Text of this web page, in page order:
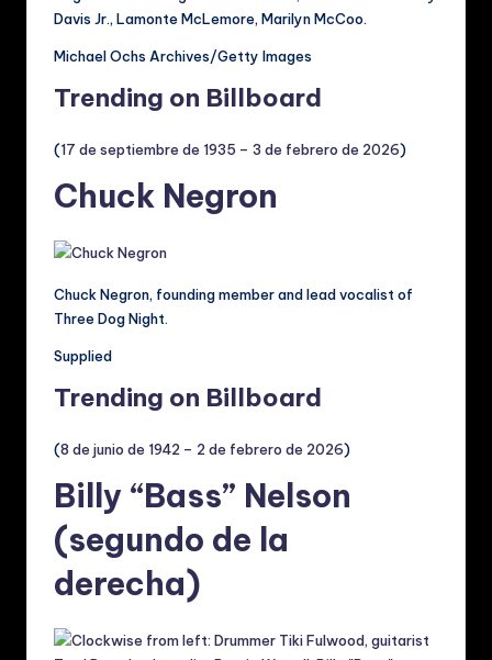
Davis Jr., Lamonte McLemore, Marilyn McCoo.
Michael Ochs Archives/Getty Images
Trending on Billboard
(17 de septiembre de 1935 – 3 de febrero de 2026)
Chuck Negron
Chuck Negron, founding member and lead vocalist of
Three Dog Night.
Supplied
Trending on Billboard
(8 de junio de 1942 – 2 de febrero de 2026)
Billy “Bass” Nelson
(segundo de la
derecha)